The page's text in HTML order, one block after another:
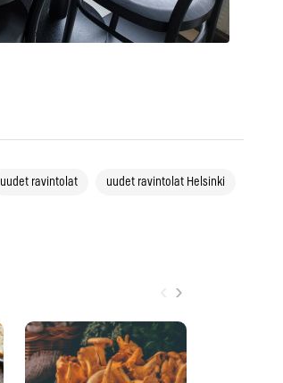
uudet ravintolat uudet ravintolat Helsinki
›